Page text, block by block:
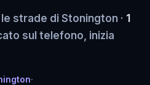
strade di Stonington · 1
sul telefono, inizia
·